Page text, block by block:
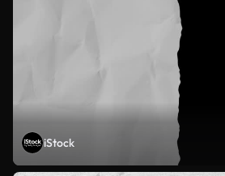
iStock